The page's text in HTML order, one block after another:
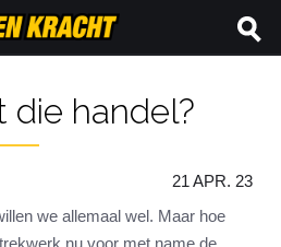
die handel?
21 APR. 23
we allemaal wel. Maar hoe